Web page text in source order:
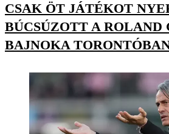
CSAK ÖT JÁTÉKOT
BÚCSÚZOTT A ROLAND
BAJNOKA